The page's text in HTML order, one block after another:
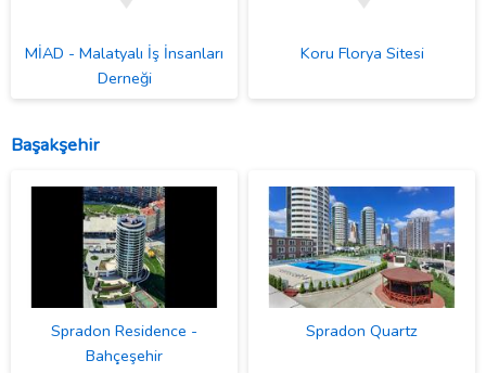
MİAD - Malatyalı İş İnsanları
Derneği
Koru Florya Sitesi
Başakşehir
Spradon Residence -
Bahçeşehir
Spradon Quartz